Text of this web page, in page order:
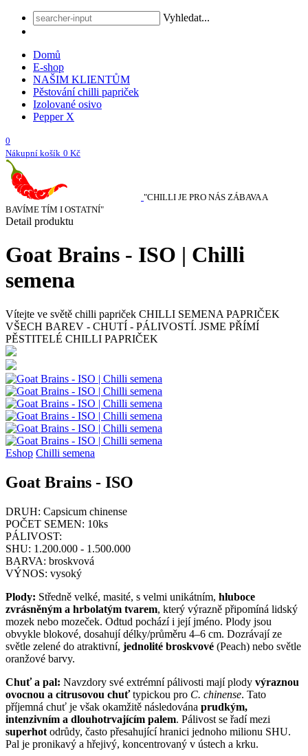
Vyhledat...
Domů
E-shop
NAŠIM KLIENTŮM
Pěstování chilli papriček
Izolované osivo
Pepper X
0
Nákupní košík 0 Kč
"CHILLI JE PRO NÁS ZÁBAVA A
BAVÍME TÍM I OSTATNÍ"
Detail produktu
Goat Brains - ISO | Chilli
semena
Vítejte ve světě chilli papriček CHILLI SEMENA PAPRIČEK
VŠECH BAREV - CHUTÍ - PÁLIVOSTÍ. JSME PŘÍMÍ
PĚSTITELÉ CHILLI PAPRIČEK
Eshop Chilli semena
Goat Brains - ISO
DRUH: Capsicum chinense
POČET SEMEN: 10ks
PÁLIVOST:
SHU: 1.200.000 - 1.500.000
BARVA: broskvová
VÝNOS: vysoký
Plody: Středně velké, masité, s velmi unikátním, hluboce
zvrásněným a hrbolatým tvarem, který výrazně připomíná lidský
mozek nebo mozeček. Odtud pochází i její jméno. Plody jsou
obvykle blokové, dosahují délky/průměru 4–6 cm. Dozrávají ze
světle zelené do atraktivní, jednolité broskvové (Peach) nebo světle
oranžové barvy.
Chuť a pal: Navzdory své extrémní pálivosti mají plody výraznou
ovocnou a citrusovou chuťtypickou pro C. chinense. Tato
příjemná chuť je však okamžitě následována prudkým,
intenzivním a dlouhotrvajícím palem. Pálivost se řadí mezi
superhot odrůdy, často přesahující hranici jednoho milionu SHU.
Pal je pronikavý a hřejivý, koncentrovaný v ústech a krku.